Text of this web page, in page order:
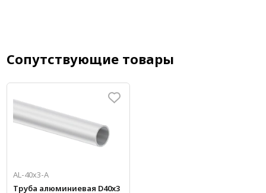
Сопутствующие товары
AL-40х3-А
Труба алюминиевая D40x3